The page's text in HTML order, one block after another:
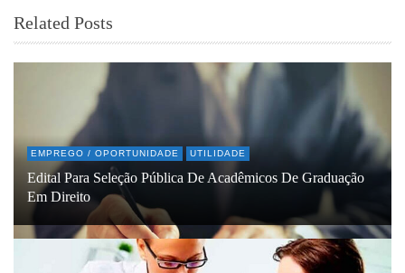
Related Posts
EMPREGO / OPORTUNIDADE UTILIDADE
Edital Para Seleção Pública De Acadêmicos De Graduação
Em Direito